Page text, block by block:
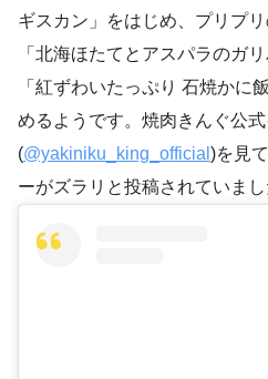
ギスカン」をはじめ、プリプ
「北海ほたてとアスパラのガ
「紅ずわいたっぷり 石焼かに
めるようです。焼肉きんぐ公
(@yakiniku_king_official )を見
ーがズラリと投稿されていまし